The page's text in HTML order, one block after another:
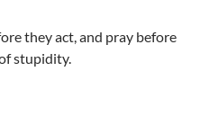
they act, and pray before
stupidity.